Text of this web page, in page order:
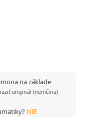
na základe
originál (nemčina)
NIE